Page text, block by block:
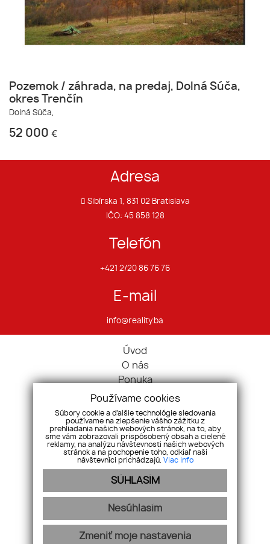
Pozemok / záhrada, na predaj, Dolná Súča,
okres Trenčín
Dolná Súča,
52 000 €
Adresa
Sibírska 1, 831 02 Bratislava
IČO: 45 858 128
Telefón
+421 2/20 86 76 76
E-mail
info@reality.ba
Úvod
O nás
Ponuka
Pravidlá cookies
Ponúknite nám
Služby
Kontakt
Ochrana osobných údajov
Domy
Pozemky
Komerčné nehnuteľnosti
webex.digital- REALVIA.sk
Používame cookies
Súbory cookie a ďalšie technológie sledovania
používame na zlepšenie vášho zážitku z
prehliadania našich webových stránok, na to, aby
sme vám zobrazovali prispôsobený obsah a cielené
reklamy, na analýzu návštevnosti našich webových
stránok a na pochopenie toho, odkiaľ naši
návštevníci prichádzajú. Viac info
SÚHLASÍM
Nesúhlasím
Zmeniť moje nastavenia